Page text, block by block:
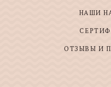
НАШИ
ОТЗЫВЫ И